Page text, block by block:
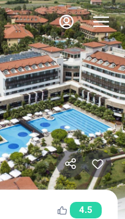
4.5